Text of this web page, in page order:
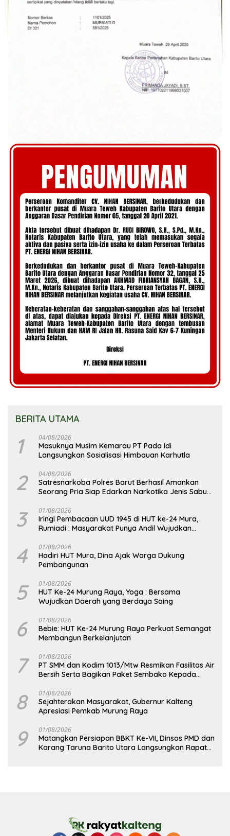
BERITA UTAMA
1 04/08/2026
Masuknya Musim Kemarau PT Pada Idi
Langsungkan Sosialisasi Himbauan Karhutla
2 04/08/2026
Satresnarkoba Polres Barut Berhasil Amankan
Seorang Pria Siap Edarkan Narkotika Jenis Sabu
3 01/08/2026
Iringi Pembacaan UUD 1945 di HUT ke-24 Mura,
Rumiadi : Masyarakat Punya Andil Wujudkan
4 01/08/2026
Hadiri HUT Mura, Dina Ajak Warga Dukung
Pembangunan
5 01/08/2026
HUT Ke-24 Murung Raya, Yoga : Bersama
Wujudkan Daerah yang Berdaya Saing
6 01/08/2026
Bebie: HUT Ke-24 Murung Raya Perkuat Semangat
Membangun Berkelanjutan
7 01/08/2026
PT SMM dan Kodim 1013/Mtw Resmikan Fasilitas Air
Bersih Serta Bagikan Paket Sembako Kepada
8 01/08/2026
Sejahterakan Masyarakat, Gubernur Kalteng
Apresiasi Pemkab Murung Raya
9 01/08/2026
Matangkan Persiapan BBKT Ke-VII, Dinsos PMD dan
Karang Taruna Barito Utara Langsungkan Rapat